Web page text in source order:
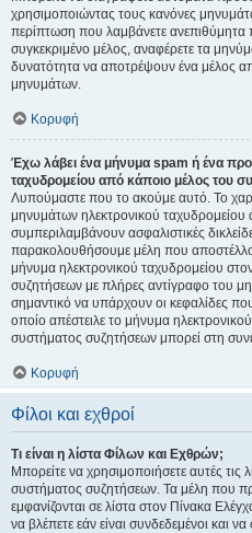
χρησιμοποιώντας τους κανόνες
περίπτωση που λαμβάνετε
συγκεκριμένο μέλος, αναφέρετε τα
δυνατότητα να αποτρέψουν ένα μέλος
μηνυμάτων.
Κορυφή
Έχω λάβει ένα μήνυμα spam ή ένα
ταχυδρομείου από κάποιο μέλος του
Λυπούμαστε που το ακούμε αυτό. Το
μηνυμάτων ηλεκτρονικού
συμπεριλαμβάνουν ασφαλιστικές
παρακολουθήσουμε μέλη που
μήνυμα ηλεκτρονικού ταχυδρομείου
συζητήσεων με πλήρες αντίγραφο του
σημαντικό να υπάρχουν οι κεφαλίδες
οποίο απέστειλε το μήνυμα
συστήματος συζητήσεων μπορεί στη
Κορυφή
Φίλοι και εχθροί
Τι είναι η λίστα Φίλων και Εχθρών;
Μπορείτε να χρησιμοποιήσετε αυτές τις
συστήματος συζητήσεων. Τα μέλη που
εμφανίζονται σε λίστα στον Πίνακα
να βλέπετε εάν είναι συνδεδεμένοι και